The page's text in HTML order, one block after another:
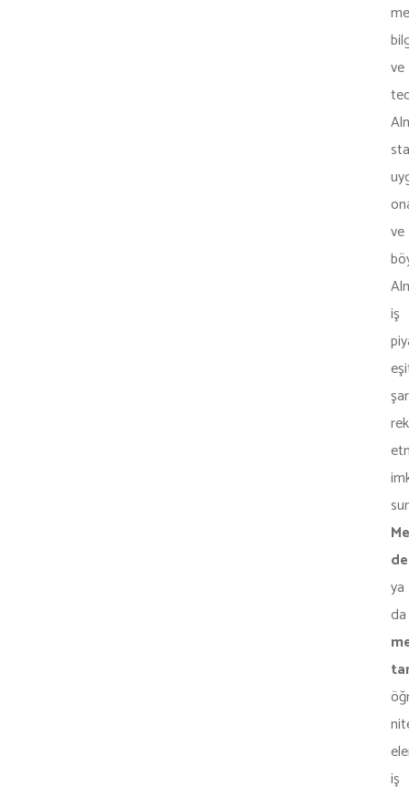
ve
ve
iş
ya
da
iş